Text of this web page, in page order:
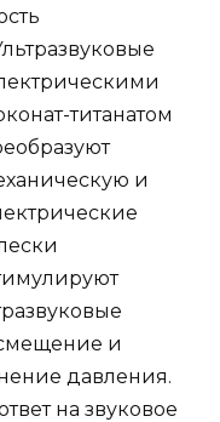
титанатом
и
и
давления.
на звуковое